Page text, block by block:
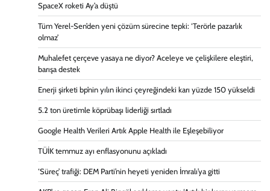
SpaceX roketi Ay’a düştü
Tüm Yerel-Sen’den yeni çözüm sürecine tepki: ‘Terörle pazarlık
olmaz’
Muhalefet çerçeve yasaya ne diyor? Aceleye ve çelişkilere eleştiri,
barışa destek
Enerji şirketi bp’nin yılın ikinci çeyreğindeki karı yüzde 150 yükseldi
5.2 ton üretimle köprübaşı liderliği sırtladı
Google Health Verileri Artık Apple Health ile Eşleşebiliyor
TÜİK temmuz ayı enflasyonunu açıkladı
‘Süreç’ trafiği: DEM Parti’nin heyeti yeniden İmralı’ya gitti